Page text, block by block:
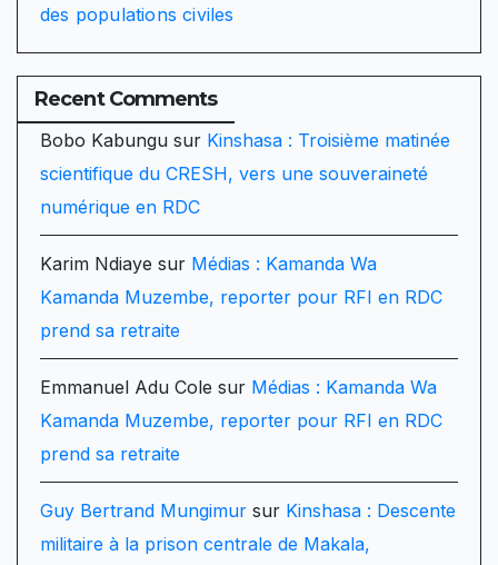
des populations civiles
Recent Comments
Bobo Kabungu sur Kinshasa : Troisième matinée
scientifique du CRESH, vers une souveraineté
numérique en RDC
Karim Ndiaye sur Médias : Kamanda Wa
Kamanda Muzembe, reporter pour RFI en RDC
prend sa retraite
Emmanuel Adu Cole sur Médias : Kamanda Wa
Kamanda Muzembe, reporter pour RFI en RDC
prend sa retraite
Guy Bertrand Mungimur sur Kinshasa : Descente
militaire à la prison centrale de Makala,